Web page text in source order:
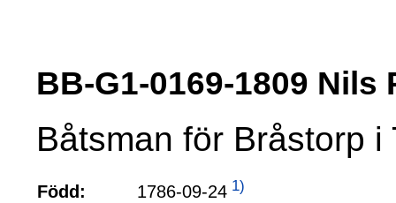
BB-G1-0169-1809 Nils
Båtsman för Bråstorp i
Född: 1786-09-24 1)